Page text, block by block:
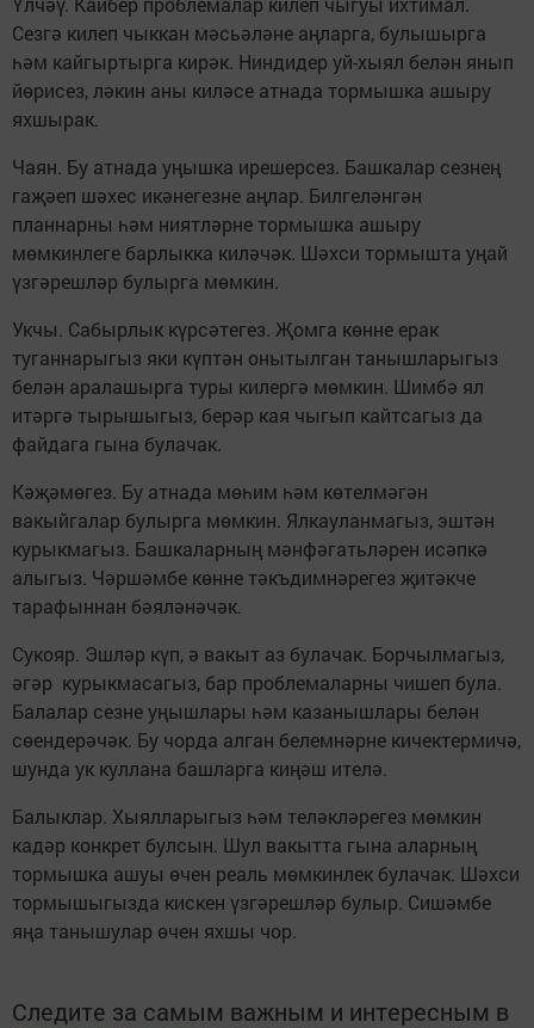
Сезгә килеп чыккан мәсьәләне аңларга, булышырга
һәм кайгыртырга кирәк. Ниндидер уй-хыял белән янып
йөрисез, ләкин аны киләсе атнада тормышка ашыру
яхшырак.
Чаян. Бу атнада уңышка ирешерсез. Башкалар сезнең
гаҗәеп шәхес икәнегезне аңлар. Билгеләнгән
планнарны һәм ниятләрне тормышка ашыру
мөмкинлеге барлыкка киләчәк. Шәхси тормышта уңай
үзгәрешләр булырга мөмкин.
Укчы. Сабырлык күрсәтегез. Җомга көнне ерак
туганнарыгыз яки күптән онытылган танышларыгыз
белән аралашырга туры килергә мөмкин. Шимбә ял
итәргә тырышыгыз, берәр кая чыгып кайтсагыз да
файдага гына булачак.
Кәҗәмөгез. Бу атнада мөһим һәм көтелмәгән
вакыйгалар булырга мөмкин. Ялкауланмагыз, эштән
курыкмагыз. Башкаларның мәнфәгатьләрен исәпкә
алыгыз. Чәршәмбе көнне тәкъдимнәрегез җитәкче
тарафыннан бәяләнәчәк.
Сукояр. Эшләр күп, ә вакыт аз булачак. Борчылмагыз,
әгәр курыкмасагыз, бар проблемаларны чишеп була.
Балалар сезне уңышлары һәм казанышлары белән
сөендерәчәк. Бу чорда алган белемнәрне кичектермичә,
шунда ук куллана башларга киңәш ителә.
Балыклар. Хыялларыгыз һәм теләкләрегез мөмкин
кадәр конкрет булсын. Шул вакытта гына аларның
тормышка ашуы өчен реаль мөмкинлек булачак. Шәхси
тормышыгызда кискен үзгәрешләр булыр. Сишәмбе
яңа танышулар өчен яхшы чор.
Следите за самым важным и интересным в